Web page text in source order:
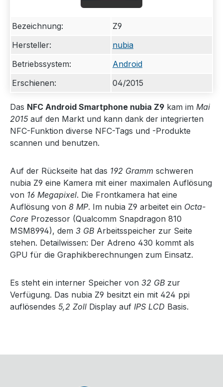
Bezeichnung:
Z9
Hersteller:
nubia
Betriebssystem:
Android
Erschienen:
04/2015
Das NFC Android Smartphone nubia Z9 kam im Mai
2015auf den Markt und kann dank der integrierten
NFC-Funktion diverse NFC-Tags und -Produkte
scannen und benutzen.
Auf der Rückseite hat das 192 Gramm schweren
nubia Z9 eine Kamera mit einer maximalen Auflösung
von 16 Megapixel. Die Frontkamera hat eine
Auflösung von 8 MP. Im nubia Z9 arbeitet ein Octa-
Core Prozessor (Qualcomm Snapdragon 810
MSM8994), dem 3 GB Arbeitsspeicher zur Seite
stehen. Detailwissen: Der Adreno 430 kommt als
GPU für die Graphikberechnungen zum Einsatz.
Es steht ein interner Speicher von 32 GB zur
Verfügung. Das nubia Z9 besitzt ein mit 424 ppi
auflösendes 5,2 Zoll Display auf IPS LCD Basis.